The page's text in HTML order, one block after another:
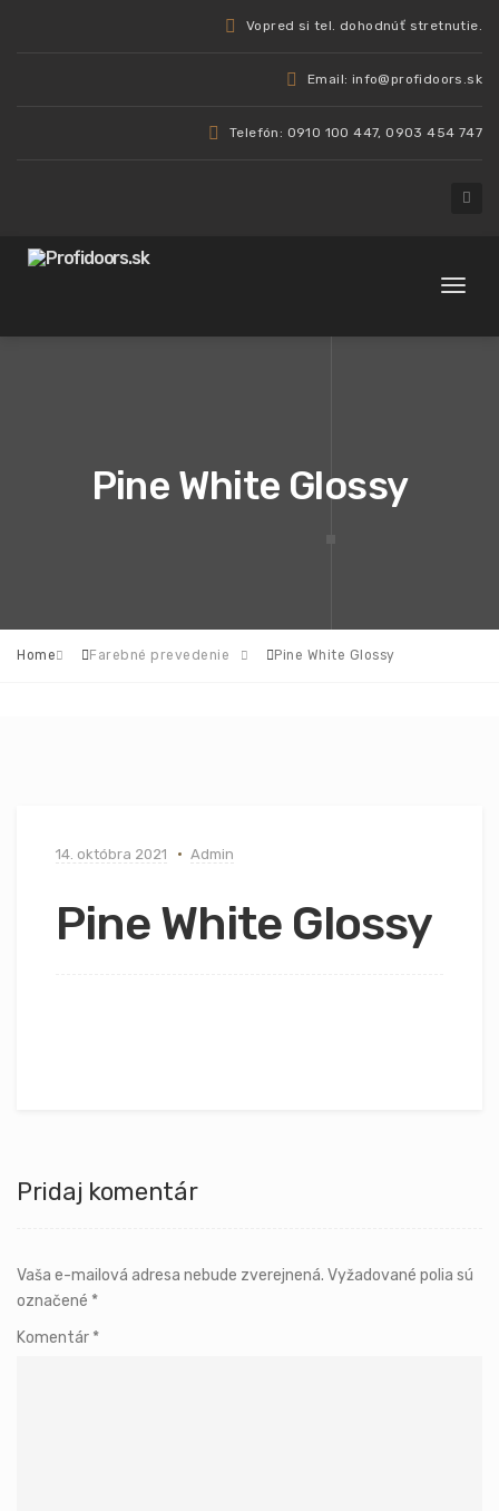
Vopred si tel. dohodnúť stretnutie.
Email: info@profidoors.sk
Telefón: 0910 100 447, 0903 454 747
Toggle
Pine White Glossy
Home Farebné prevedenie Pine White Glossy
14. októbra 2021 Admin
Pine White Glossy
Pridaj komentár
Vaša e-mailová adresa nebude zverejnená. Vyžadované polia sú
označené *
Komentár *